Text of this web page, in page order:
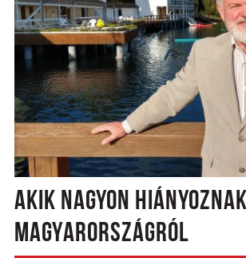
AKIK NAGYON HIÁNYOZNAK
MAGYARORSZÁGRÓL